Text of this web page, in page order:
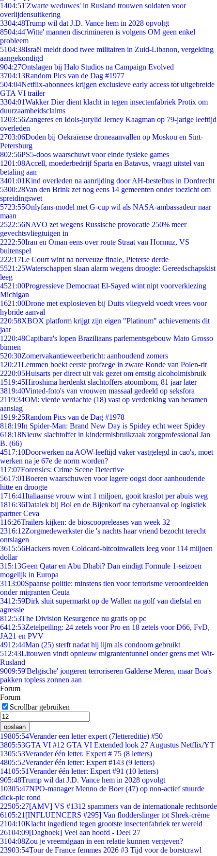
1404:51'Zwarte weduwes' in Rusland trouwen soldaten voor
overlijdensuitkering
3304:48Trump wil dat J.D. Vance hem in 2028 opvolgt
8504:44'Witte' mannen discrimineren is volgens OM geen enkel
probleem
5104:38Israël meldt dood twee militairen in Zuid-Libanon, vergelding
aangekondigd
904:27Ontslagen bij Halo Studios na Campaign Evolved
3704:13Random Pics van de Dag #1977
504:04Netflix-abonnees krijgen exclusieve early access tot uitgebreide
GTA VI trailer
3304:01Wakker Dier dient klacht in tegen insectenfabriek Protix om
duurzaamheidsclaims
1203:56Zangeres en Idols-jurylid Jerney Kaagman op 79-jarige leeftijd
overleden
2703:06Doden bij Oekraïense droneaanvallen op Moskou en Sint-
Petersburg
802:56PS5-doos waarschuwt voor einde fysieke games
1201:08Accell, moederbedrijf Sparta en Batavus, vraagt uitstel van
betaling aan
3401:01Kind overleden na aanrijding door AH-bestelbus in Dordrecht
5300:28Van den Brink zet nog eens 14 gemeenten onder toezicht om
spreidingswet
5723:55Onlyfans-model met G-cup wil als NASA-ambassadeur naar
maan
2522:56NAVO zet wegens Russische provocatie 250% meer
gevechtsvliegtuigen in
2222:50Iran en Oman eens over route Straat van Hormuz, VS
buitenspel
222:17Le Court wint na nerveuze finale, Pieterse derde
5521:25Waterschappen slaan alarm wegens droogte: Gereedschapskist
leeg
4521:00Progressieve Democraat El-Sayed wint nipt voorverkiezing
Michigan
1621:00Drone met explosieven bij Duits vliegveld voedt vrees voor
hybride aanval
220:58XBOX platform krijgt zijn eigen "Platinum" achievements dit
jaar
1220:48Capibara's lopen Braziliaans parlementsgebouw Mato Grosso
binnen
520:30Zomervakantieweerbericht: aanhoudend zomers
1 20:21Lemmen boekt eerste profzege in zware Ronde van Polen-rit
2220:05Huisarts per direct uit vak gezet om ernstig alcoholmisbruik
1519:45Hiroshima herdenkt slachtoffers atoombom, 81 jaar later
3819:40Vinted-foto's van vrouwen massaal gedeeld op seksfora
2119:34OM: vierde verdachte (18) vast op verdenking van beramen
aanslag
1919:25Random Pics van de Dag #1978
818:19In Spider-Man: Brand New Day is Spidey echt weer Spidey
618:18Nieuw slachtoffer in kindermisbruikzaak zorgprofessional Jan
B. (66)
4517:10Doorwerken na AOW-leeftijd vaker vastgelegd in cao's, moet
werken na je 67e de norm worden?
117:07Forensics: Crime Scene Detective
5617:01Boeren waarschuwen voor lagere oogst door aanhoudende
hitte en droogte
1716:41Italiaanse vrouw wint 1 miljoen, gooit kraslot per abuis weg
1816:36Datalek bij Bol en de Bijenkorf na cyberaanval op logistiek
partner Ceva
116:26Trailers kijken: de bioscoopreleases van week 32
2316:12Zorgmedewerkster die 's nachts haar vriend bezocht terecht
ontslagen
3615:56Hackers roven Coldcard-bitcoinwallets leeg voor 114 miljoen
dollar
315:13Geen Qatar en Abu Dhabi? Dan eindigt Formule 1-seizoen
mogelijk in Europa
3113:00Spaanse politie: minstens tien voor terrorisme veroordeelden
onder migranten Ceuta
3412:59Dirk sluit supermarkt op de Wallen na golf van diefstal en
agressie
812:53The Division Resurgence nu gratis op pc
6412:53Zetelpeiling: 24 zetels voor Pro en 18 zetels voor D66, FvD,
JA21 en PVV
4912:44Man (25) sterft nadat hij lijm als condoom gebruikt
512:43Litouwen vindt opnieuw migrantentunnel onder grens met Wit-
Rusland
9009:59'Belgische' jongeren terroriseren Galderse Meren, maar Boa's
pakken topless zonnen aan
Forum
Forum
Scrollbar gebruiken
opslaan
19805:54Verander een letter expert (7lettereditie) #50
3805:53GTA VI #12 GTA VI Extended look 27 Augustus Netflix/YT
1305:53Verander één letter. Expert # 75 (8 letters)
4805:52Verander één letter: Expert #143 (9 letters)
14105:51Verander één letter: Expert #91 (10 letters)
905:48Trump wil dat J.D. Vance hem in 2028 opvolgt
10305:47NPO-manager Menno de Boer (47) op non-actief stuurde
dick-pic rond
22505:27[AMV] VS #1312 spammers van de internationale rechtsorde
6105:21 [INFLUENCERS #295] Van flodderslinger tot Shrek-crème
2104:10Klacht ingediend tegen grootste insectenfabriek ter wereld
26104:09[Dagboek] Veel aan hoofd - Deel 27
3104:08Zou je vreemdgaan in een relatie kunnen vergeven?
23903:54Tour de France femmes 2026 #3 Tijd voor de borstcrawl